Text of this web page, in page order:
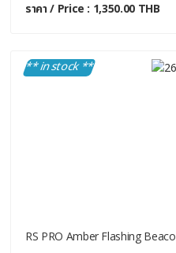
ราคา / Price : 1,350.00 THB
** in stock **
RS PRO Amber Flashing